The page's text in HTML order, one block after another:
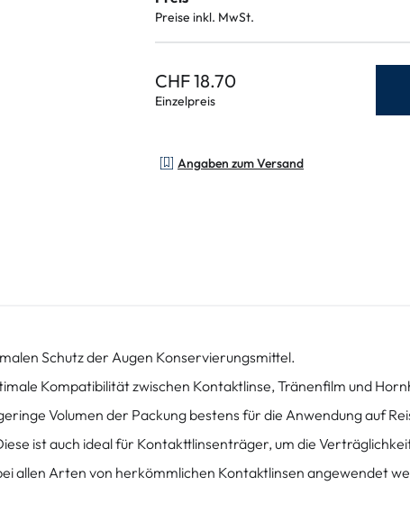
Preise inkl. MwSt.
CHF 18.70
Einzelpreis
Angaben zum Versand
Schutz der Augen Konservierungsmittel.
Kompatibilität zwischen Kontaktlinse, Tränenfilm und
Volumen der Packung bestens für die Anwendung auf
ist auch ideal für Kontakttlinsenträger, um die
allen Arten von herkömmlichen Kontaktlinsen angewendet